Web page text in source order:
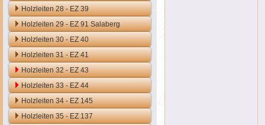
Holzleiten 28 - EZ 39
Holzleiten 29 - EZ 91 Salaberg
Holzleiten 30 - EZ 40
Holzleiten 31 - EZ 41
Holzleiten 32 - EZ 43
Holzleiten 33 - EZ 44
Holzleiten 34 - EZ 145
Holzleiten 35 - EZ 137